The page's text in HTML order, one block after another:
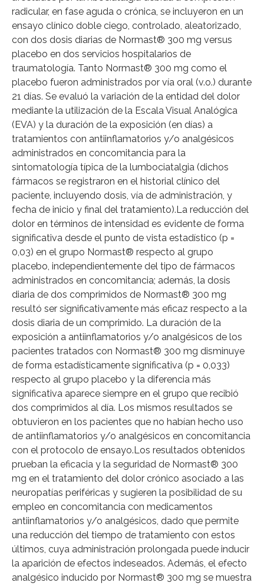
radicular, en fase aguda o crónica, se incluyeron en un
ensayo clínico doble ciego, controlado, aleatorizado,
con dos dosis diarias de Normast® 300 mg versus
placebo en dos servicios hospitalarios de
traumatología. Tanto Normast® 300 mg como el
placebo fueron administrados por vía oral (v.o.) durante
21 días. Se evaluó la variación de la entidad del dolor
mediante la utilización de la Escala Visual Analógica
(EVA) y la duración de la exposición (en días) a
tratamientos con antiinflamatorios y/o analgésicos
administrados en concomitancia para la
sintomatología típica de la lumbociatalgia (dichos
fármacos se registraron en el historial clínico del
paciente, incluyendo dosis, vía de administración, y
fecha de inicio y final del tratamiento).La reducción del
dolor en términos de intensidad es evidente de forma
significativa desde el punto de vista estadístico (p =
0,03) en el grupo Normast® respecto al grupo
placebo, independientemente del tipo de fármacos
administrados en concomitancia; además, la dosis
diaria de dos comprimidos de Normast® 300 mg
resultó ser significativamente más eficaz respecto a la
dosis diaria de un comprimido. La duración de la
exposición a antiinflamatorios y/o analgésicos de los
pacientes tratados con Normast® 300 mg disminuye
de forma estadísticamente significativa (p = 0,033)
respecto al grupo placebo y la diferencia más
significativa aparece siempre en el grupo que recibió
dos comprimidos al día. Los mismos resultados se
obtuvieron en los pacientes que no habían hecho uso
de antiinflamatorios y/o analgésicos en concomitancia
con el protocolo de ensayo.Los resultados obtenidos
prueban la eficacia y la seguridad de Normast® 300
mg en el tratamiento del dolor crónico asociado a las
neuropatías periféricas y sugieren la posibilidad de su
empleo en concomitancia con medicamentos
antiinflamatorios y/o analgésicos, dado que permite
una reducción del tiempo de tratamiento con estos
últimos, cuya administración prolongada puede inducir
la aparición de efectos indeseados. Además, el efecto
analgésico inducido por Normast® 300 mg se muestra